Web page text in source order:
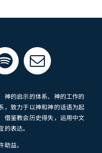
的启示的体系、神的工作的
，致力于以神和神的话语为起
借鉴教会历史得失，运用中文
表达。
益。